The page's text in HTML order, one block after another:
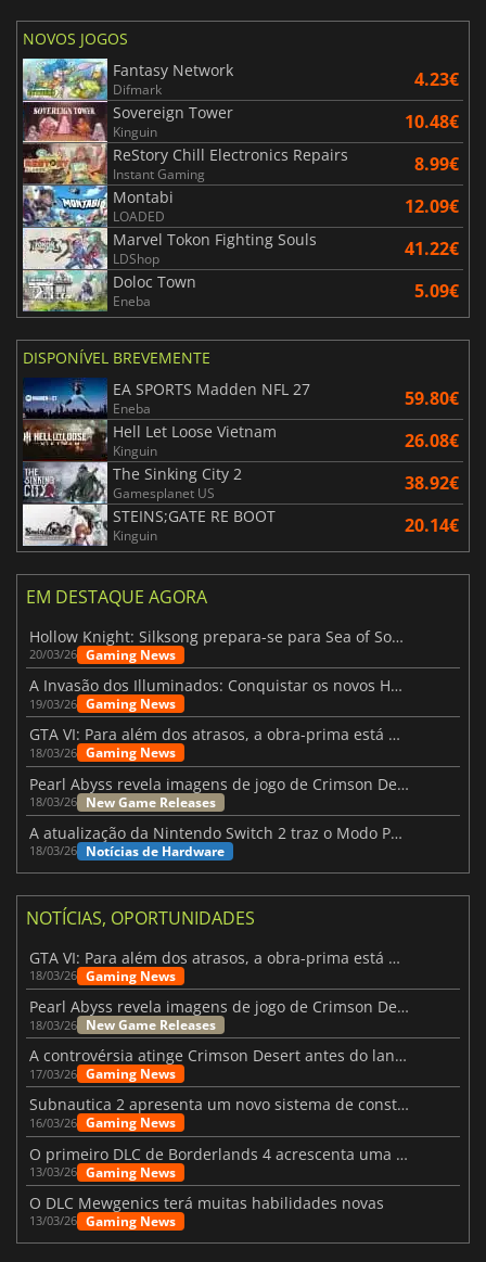
NOVOS JOGOS
Fantasy Network
Difmark 4.23€
Sovereign Tower
Kinguin 10.48€
ReStory Chill Electronics Repairs
Instant Gaming 8.99€
Montabi
LOADED 12.09€
Marvel Tokon Fighting Souls
LDShop 41.22€
Doloc Town
Eneba 5.09€
DISPONÍVEL BREVEMENTE
EA SPORTS Madden NFL 27
Eneba 59.80€
Hell Let Loose Vietnam
Kinguin 26.08€
The Sinking City 2
Gamesplanet US 38.92€
STEINS;GATE RE BOOT
Kinguin 20.14€
EM DESTAQUE AGORA
Hollow Knight: Silksong prepara-se para Sea of Sorrow com um patch
20/03/26 Gaming News
A Invasão dos Illuminados: Conquistar os novos Helldivers 2 Atualização!
19/03/26 Gaming News
GTA VI: Para além dos atrasos, a obra-prima está quase a chegar
18/03/26 Gaming News
Pearl Abyss revela imagens de jogo de Crimson Desert para a PS5
18/03/26 New Game Releases
A atualização da Nintendo Switch 2 traz o Modo Portátil aos jogos mais antigos da Switch
18/03/26 Notícias de Hardware
NOTÍCIAS, OPORTUNIDADES
GTA VI: Para além dos atrasos, a obra-prima está quase a chegar
18/03/26 Gaming News
Pearl Abyss revela imagens de jogo de Crimson Desert para a PS5
18/03/26 New Game Releases
A controvérsia atinge Crimson Desert antes do lançamento
17/03/26 Gaming News
Subnautica 2 apresenta um novo sistema de construção de bases
16/03/26 Gaming News
O primeiro DLC de Borderlands 4 acrescenta uma nova personagem e muito mais
13/03/26 Gaming News
O DLC Mewgenics terá muitas habilidades novas
13/03/26 Gaming News